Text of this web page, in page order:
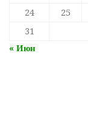
24
25
31
« Июн